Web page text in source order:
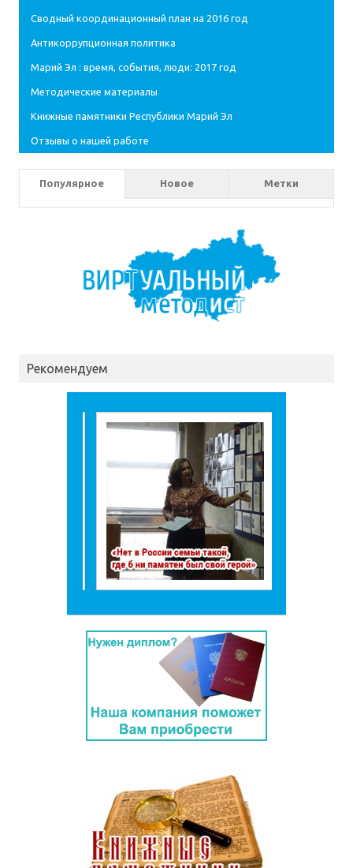
Сводный координационный план на 2016 год
Антикоррупционная политика
Марий Эл : время, события, люди: 2017 год
Методические материалы
Книжные памятники Республики Марий Эл
Отзывы о нашей работе
Популярное Новое Метки
Рекомендуем